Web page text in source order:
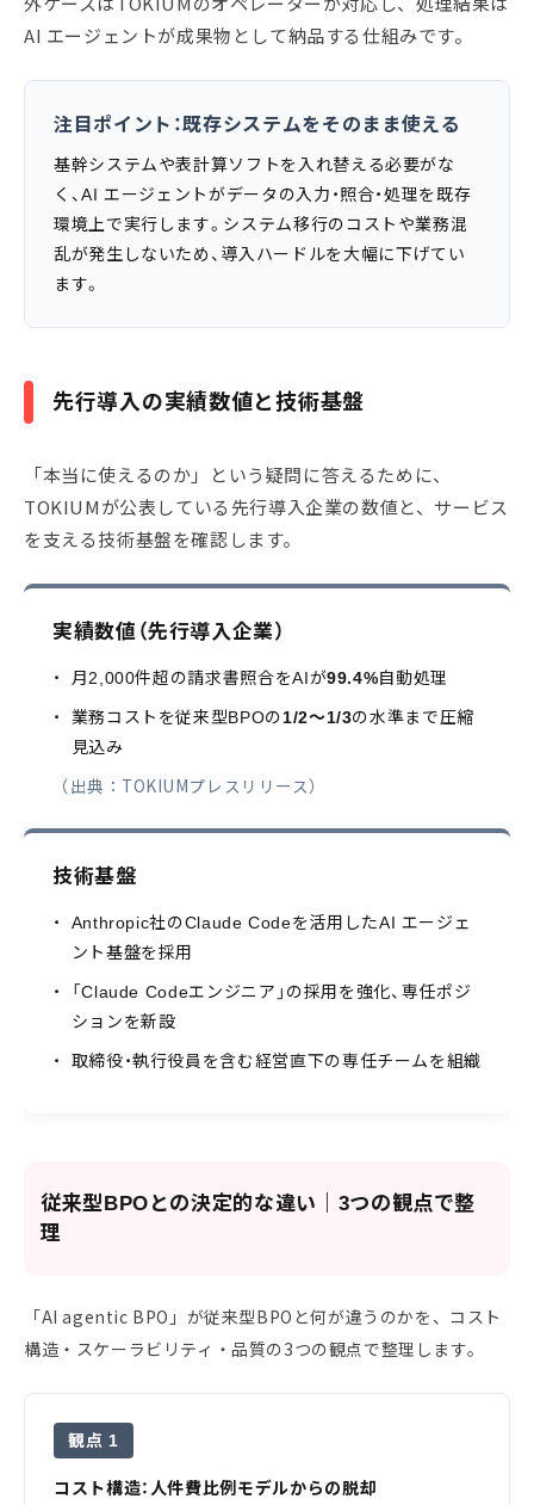
AI エージェントが成果物として納品する仕組みです。
注目ポイント：既存システムをそのまま使える
基幹システムや表計算ソフトを入れ替える必要がな
く、AI エージェントがデータの入力・照合・処理を既存
環境上で実行します。システム移行のコストや業務混
乱が発生しないため、導入ハードルを大幅に下げてい
ます。
先行導入の実績数値と技術基盤
「本当に使えるのか」という疑問に答えるために、
TOKIUMが公表している先行導入企業の数値と、サービス
を支える技術基盤を確認します。
実績数値（先行導入企業）
・ 月2,000件超の請求書照合をAIが99.4%自動処理
・ 業務コストを従来型BPOの1/2〜1/3の水準まで圧縮
見込み
（出典：TOKIUMプレスリリース）
技術基盤
・
Anthropic社のClaude Codeを活用したAI エージェ
ント基盤を採用
・
「Claude Codeエンジニア」の採用を強化、専任ポジ
ションを新設
・ 取締役・執行役員を含む経営直下の専任チームを組織
従来型BPOとの決定的な違い｜3つの観点で整
理
「AI agentic BPO」が従来型BPOと何が違うのかを、コスト
構造・スケーラビリティ・品質の3つの観点で整理します。
観点 1
コスト構造：人件費比例モデルからの脱却